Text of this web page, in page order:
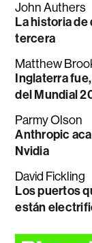
John Authers
La historia de
tercera
Matthew
Inglaterra
del Mundial
Parmy Olson
Anthropic
Nvidia
David Fickling
Los puertos
están